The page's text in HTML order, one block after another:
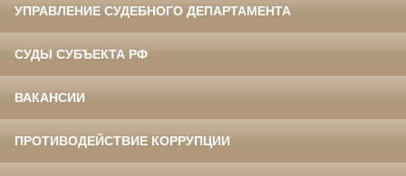
УПРАВЛЕНИЕ СУДЕБНОГО ДЕПАРТАМЕНТА
СУДЫ СУБЪЕКТА РФ
ВАКАНСИИ
ПРОТИВОДЕЙСТВИЕ КОРРУПЦИИ